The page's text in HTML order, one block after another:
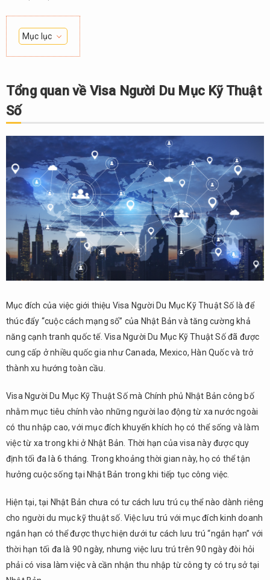
Mục lục
1.
quan
về
Người
Du
Thuật
Số
2.
Điều
kiện
Đăng
ký
3.
thức
Triển
vọng
Tóm
Tổng quan về Visa Người Du Mục Kỹ Thuật
Số
Mục đích của việc giới thiệu Visa Người Du Mục Kỹ Thuật Số là để
thúc đẩy “cuộc cách mạng số” của Nhật Bản và tăng cường khả
năng cạnh tranh quốc tế. Visa Người Du Mục Kỹ Thuật Số đã được
cung cấp ở nhiều quốc gia như Canada, Mexico, Hàn Quốc và trở
thành xu hướng toàn cầu.
Visa Người Du Mục Kỹ Thuật Số mà Chính phủ Nhật Bản công bố
nhằm mục tiêu chính vào những người lao động từ xa nước ngoài
có thu nhập cao, với mục đích khuyến khích họ có thể sống và làm
việc từ xa trong khi ở Nhật Bản. Thời hạn của visa này được quy
định tối đa là 6 tháng. Trong khoảng thời gian này, họ có thể tận
hưởng cuộc sống tại Nhật Bản trong khi tiếp tục công việc.
Hiện tại, tại Nhật Bản chưa có tư cách lưu trú cụ thể nào dành riêng
cho người du mục kỹ thuật số. Việc lưu trú với mục đích kinh doanh
ngắn hạn có thể được thực hiện dưới tư cách lưu trú “ngắn hạn” với
thời hạn tối đa là 90 ngày, nhưng việc lưu trú trên 90 ngày đòi hỏi
phải có visa làm việc và cần nhận thu nhập từ công ty có trụ sở tại